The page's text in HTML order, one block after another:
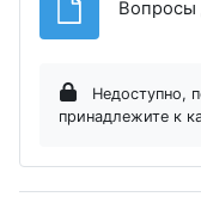
Вопросы
Недоступно,
принадлежите к